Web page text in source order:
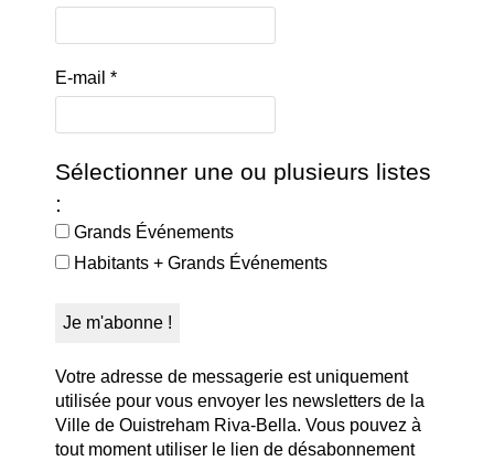
E-mail *
Sélectionner une ou plusieurs listes
:
Grands Événements
Habitants + Grands Événements
Votre adresse de messagerie est uniquement
utilisée pour vous envoyer les newsletters de la
Ville de Ouistreham Riva-Bella. Vous pouvez à
tout moment utiliser le lien de désabonnement